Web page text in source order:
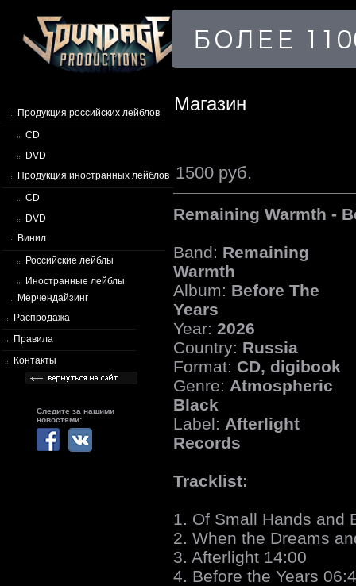
Продукция российских лейблов
CD
DVD
Продукция иностранных лейблов
CD
DVD
Винил
Российские лейблы
Иностранные лейблы
Мерчендайзинг
Распродажа
Правила
Контакты
Следите за нашими
новостями:
Магазин
1500 руб.
Remaining Warmth -
Band: Remaining
Warmth
Album: Before The
Years
Year: 2026
Country: Russia
Format: CD, digibook
Genre: Atmospheric
Black
Label: Afterlight
Records
Tracklist:
1. Of Small Hands and
2. When the Dreams
3. Afterlight 14:00
4. Before the Years